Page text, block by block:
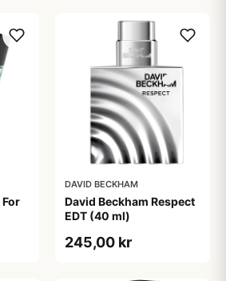
DAVID BECKHAM
David Beckham Respect
EDT (40 ml)
245,00 kr